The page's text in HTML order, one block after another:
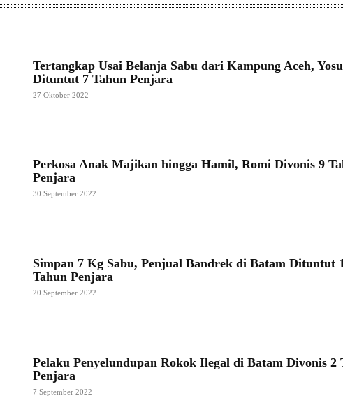
Tertangkap Usai Belanja Sabu dari Kampung Aceh,
Dituntut 7 Tahun Penjara
27 Oktober 2022
Perkosa Anak Majikan hingga Hamil, Romi Divonis 9
Penjara
30 September 2022
Simpan 7 Kg Sabu, Penjual Bandrek di Batam Dituntut
Tahun Penjara
20 September 2022
Pelaku Penyelundupan Rokok Ilegal di Batam Divonis 2
Penjara
7 September 2022